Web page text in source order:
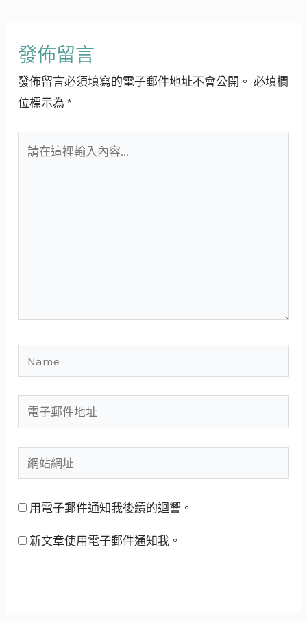
發佈留言
發佈留言必須填寫的電子郵件地址不會公開。 必填欄
位標示為*
用電子郵件通知我後續的迴響。
新文章使用電子郵件通知我。